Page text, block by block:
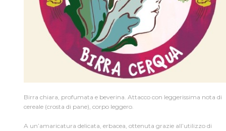
Birra chiara, profumata e beverina. Attacco con leggerissima nota di
cereale (crosta di pane), corpo leggero.
A un’amaricatura delicata, erbacea, ottenuta grazie all’utilizzo di